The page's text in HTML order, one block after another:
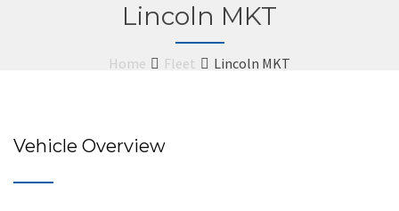
Lincoln MKT
Home Fleet Lincoln MKT
Vehicle Overview